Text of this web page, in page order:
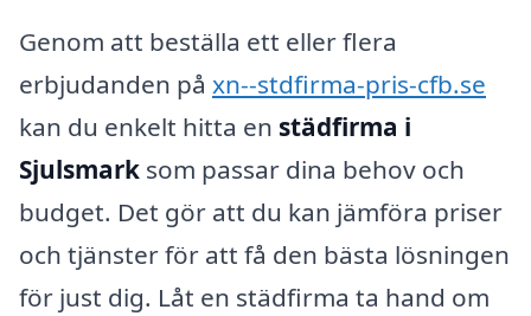
Genom att beställa ett eller flera
erbjudanden på xn--stdfirma-pris-cfb.se
kan du enkelt hitta en städfirma i
Sjulsmark som passar dina behov och
budget. Det gör att du kan jämföra priser
och tjänster för att få den bästa lösningen
för just dig. Låt en städfirma ta hand om